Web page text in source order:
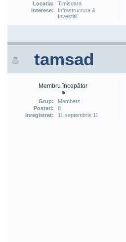
Locatia:
Timisoara
Interese:
Infrastructura &
Investitii
tamsad
Membru începător
Grup:
Members
Postari:
8
Inregistrat:
11 septembrie 11